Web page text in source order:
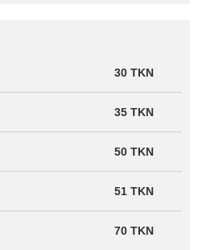
30 TKN
35 TKN
50 TKN
51 TKN
70 TKN